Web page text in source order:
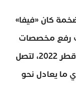
كان «فيفا»
رفع مخصصات
الأندية بنسبة 70 في المئة مقارنة بنسخة قطر 2022، لتصل
دولار، أي ما يعادل نحو